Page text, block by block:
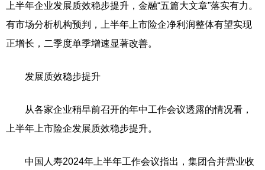
上半年企业发展质效稳步提升，金融“五篇大文章”落实有力。
有市场分析机构预判，上半年上市险企净利润整体有望实现
正增长，二季度单季增速显著改善。
发展质效稳步提升
从各家企业稍早前召开的年中工作会议透露的情况看，
上半年上市险企发展质效稳步提升。
中国人寿2024年上半年工作会议指出，集团合并营业收